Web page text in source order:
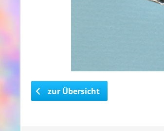
zur Übersicht